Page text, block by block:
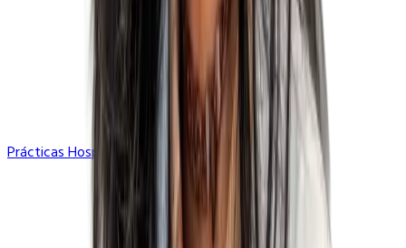
Prácticas Hospitalarias